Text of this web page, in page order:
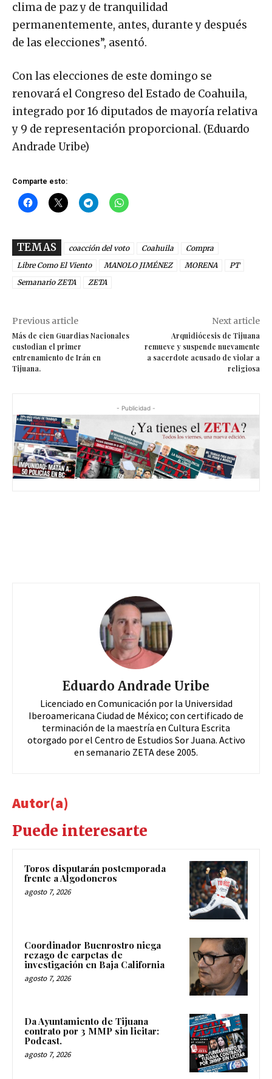
clima de paz y de tranquilidad
permanentemente, antes, durante y después
de las elecciones”, asentó.
Con las elecciones de este domingo se
renovará el Congreso del Estado de Coahuila,
integrado por 16 diputados de mayoría relativa
y 9 de representación proporcional. (Eduardo
Andrade Uribe)
Comparte esto:
TEMAS coacción del voto Coahuila
Compra
Libre Como El Viento
MANOLO JIMÉNEZ MORENA
PT
Semanario ZETA
ZETA
Previous article
Más de cien Guardias Nacionales
custodian el primer
entrenamiento de Irán en
Tijuana.
Next article
Arquidiócesis de Tijuana
remueve y suspende nuevamente
a sacerdote acusado de violar a
religiosa
- Publicidad -
Eduardo Andrade Uribe
Licenciado en Comunicación por la Universidad
Iberoamericana Ciudad de México; con certificado de
terminación de la maestría en Cultura Escrita
otorgado por el Centro de Estudios Sor Juana. Activo
en semanario ZETA dese 2005.
Autor(a)
Puede interesarte
Toros disputarán postemporada
frente a Algodoneros
agosto 7, 2026
Coordinador Buenrostro niega
rezago de carpetas de
investigación en Baja California
agosto 7, 2026
Da Ayuntamiento de Tijuana
contrato por 3 MMP sin licitar:
Podcast.
agosto 7, 2026